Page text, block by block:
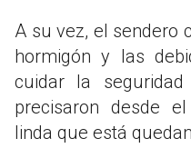
A su vez, el sendero
hormigón y las
cuidar la
precisaron desde
linda que está